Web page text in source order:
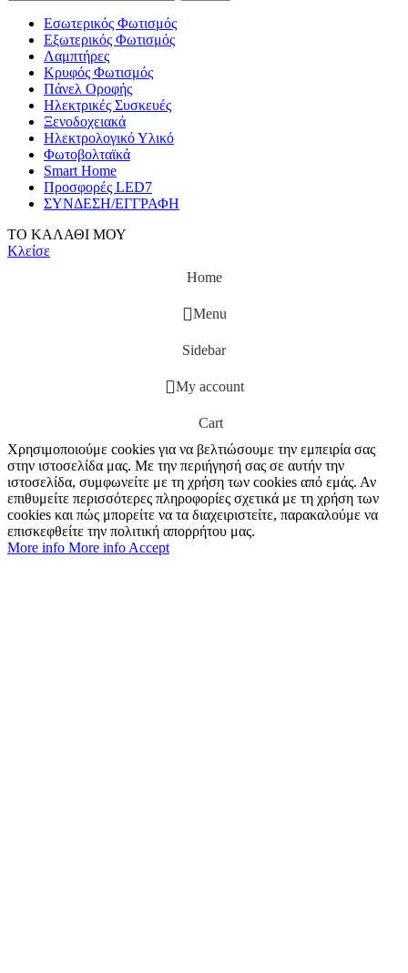
Εσωτερικός Φωτισμός
Εξωτερικός Φωτισμός
Λαμπτήρες
Κρυφός Φωτισμός
Πάνελ Οροφής
Ηλεκτρικές Συσκευές
Ξενοδοχειακά
Ηλεκτρολογικό Υλικό
Φωτοβολταϊκά
Smart Home
Προσφορές LED7
ΣΥΝΔΕΣΗ/ΕΓΓΡΑΦΗ
ΤΟ ΚΑΛΑΘΙ ΜΟΥ
Κλείσε
Home
Menu
Sidebar
My account
Cart
Χρησιμοποιούμε cookies για να βελτιώσουμε την εμπειρία σας
στην ιστοσελίδα μας. Με την περιήγησή σας σε αυτήν την
ιστοσελίδα, συμφωνείτε με τη χρήση των cookies από εμάς. Αν
επιθυμείτε περισσότερες πληροφορίες σχετικά με τη χρήση των
cookies και πώς μπορείτε να τα διαχειριστείτε, παρακαλούμε να
επισκεφθείτε την πολιτική απορρήτου μας.
More info More info Accept